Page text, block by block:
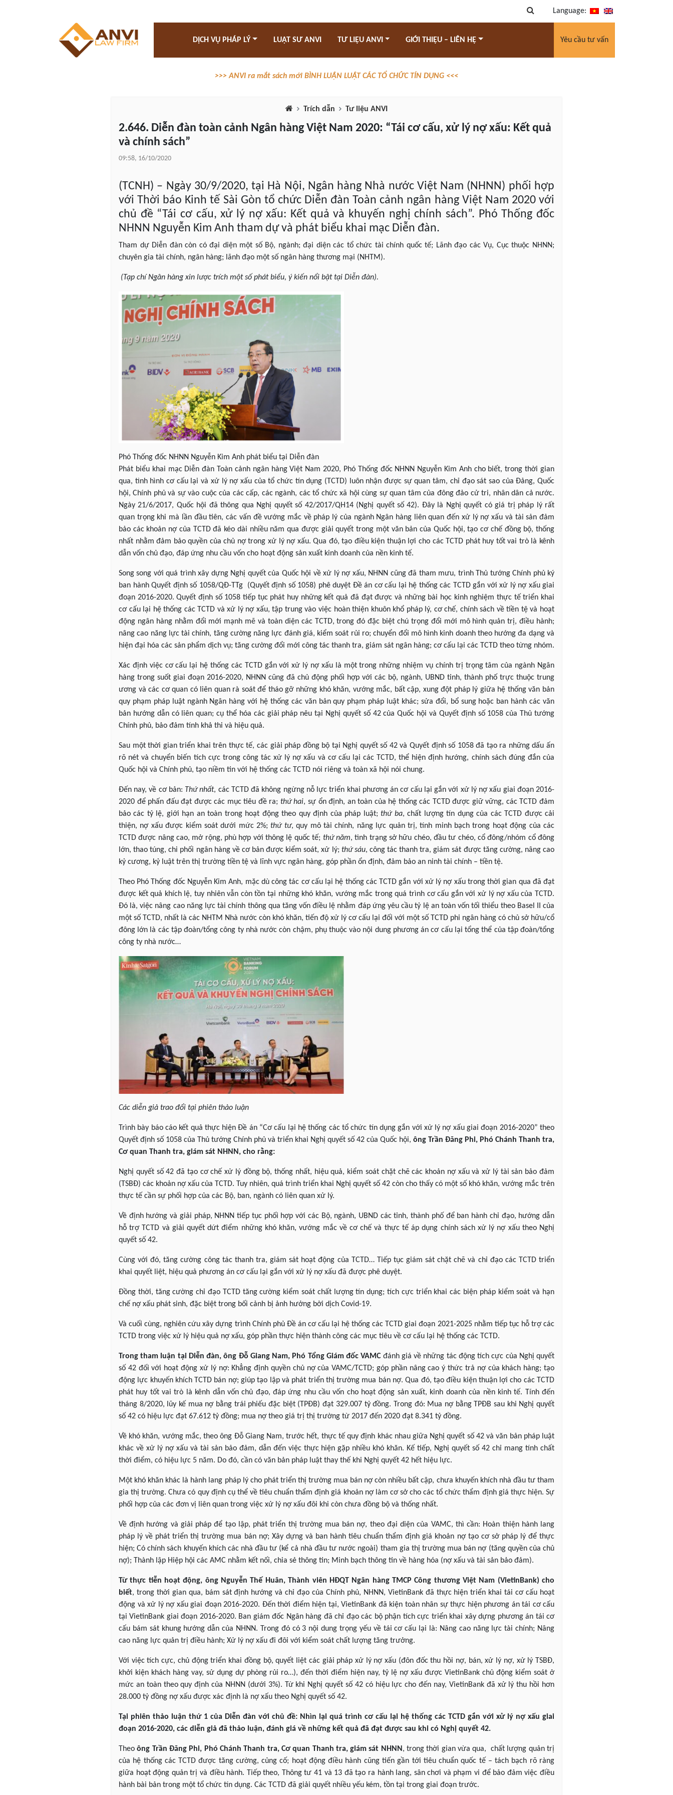
Language:
DỊCH VỤ PHÁP LÝ LUẬT SƯ ANVI TƯ LIỆU ANVI GIỚI THIỆU – LIÊN HỆ Yêu cầu tư vấn
>>> ANVI ra mắt sách mới BÌNH LUẬN LUẬT CÁC TỔ CHỨC TÍN DỤNG <<<
Trích dẫn Tư liệu ANVI
2.646. Diễn đàn toàn cảnh Ngân hàng Việt Nam 2020: “Tái cơ cấu, xử lý nợ xấu: Kết quả
và chính sách”
09:58, 16/10/2020
(TCNH) – Ngày 30/9/2020, tại Hà Nội, Ngân hàng Nhà nước Việt Nam (NHNN) phối hợp
với Thời báo Kinh tế Sài Gòn tổ chức Diễn đàn Toàn cảnh ngân hàng Việt Nam 2020 với
chủ đề “Tái cơ cấu, xử lý nợ xấu: Kết quả và khuyến nghị chính sách”. Phó Thống đốc
NHNN Nguyễn Kim Anh tham dự và phát biểu khai mạc Diễn đàn.
Tham dự Diễn đàn còn có đại diện một số Bộ, ngành; đại diện các tổ chức tài chính quốc tế; Lãnh đạo các Vụ, Cục thuộc NHNN;
chuyên gia tài chính, ngân hàng; lãnh đạo một số ngân hàng thương mại (NHTM).
(Tạp chí Ngân hàng xin lược trích một số phát biểu, ý kiến nổi bật tại Diễn đàn).
Phó Thống đốc NHNN Nguyễn Kim Anh phát biểu tại Diễn đàn
Phát biểu khai mạc Diễn đàn Toàn cảnh ngân hàng Việt Nam 2020, Phó Thống đốc NHNN Nguyễn Kim Anh cho biết, trong thời gian
qua, tình hình cơ cấu lại và xử lý nợ xấu của tổ chức tín dụng (TCTD) luôn nhận được sự quan tâm, chỉ đạo sát sao của Đảng, Quốc
hội, Chính phủ và sự vào cuộc của các cấp, các ngành, các tổ chức xã hội cùng sự quan tâm của đông đảo cử tri, nhân dân cả nước.
Ngày 21/6/2017, Quốc hội đã thông qua Nghị quyết số 42/2017/QH14 (Nghị quyết số 42). Đây là Nghị quyết có giá trị pháp lý rất
quan trọng khi mà lần đầu tiên, các vấn đề vướng mắc về pháp lý của ngành Ngân hàng liên quan đến xử lý nợ xấu và tài sản đảm
bảo các khoản nợ của TCTD đã kéo dài nhiều năm qua được giải quyết trong một văn bản của Quốc hội, tạo cơ chế đồng bộ, thống
nhất nhằm đảm bảo quyền của chủ nợ trong xử lý nợ xấu. Qua đó, tạo điều kiện thuận lợi cho các TCTD phát huy tốt vai trò là kênh
dẫn vốn chủ đạo, đáp ứng nhu cầu vốn cho hoạt động sản xuất kinh doanh của nền kinh tế.
Song song với quá trình xây dựng Nghị quyết của Quốc hội về xử lý nợ xấu, NHNN cũng đã tham mưu, trình Thủ tướng Chính phủ ký
ban hành Quyết định số 1058/QĐ-TTg (Quyết định số 1058) phê duyệt Đề án cơ cấu lại hệ thống các TCTD gắn với xử lý nợ xấu giai
đoạn 2016-2020. Quyết định số 1058 tiếp tục phát huy những kết quả đã đạt được và những bài học kinh nghiệm thực tế triển khai
cơ cấu lại hệ thống các TCTD và xử lý nợ xấu, tập trung vào việc hoàn thiện khuôn khổ pháp lý, cơ chế, chính sách về tiền tệ và hoạt
động ngân hàng nhằm đổi mới mạnh mẽ và toàn diện các TCTD, trong đó đặc biệt chú trọng đổi mới mô hình quản trị, điều hành;
nâng cao năng lực tài chính, tăng cường năng lực đánh giá, kiểm soát rủi ro; chuyển đổi mô hình kinh doanh theo hướng đa dạng và
hiện đại hóa các sản phẩm dịch vụ; tăng cường đổi mới công tác thanh tra, giám sát ngân hàng; cơ cấu lại các TCTD theo từng nhóm.
Xác định việc cơ cấu lại hệ thống các TCTD gắn với xử lý nợ xấu là một trong những nhiệm vụ chính trị trọng tâm của ngành Ngân
hàng trong suốt giai đoạn 2016-2020, NHNN cũng đã chủ động phối hợp với các bộ, ngành, UBND tỉnh, thành phố trực thuộc trung
ương và các cơ quan có liên quan rà soát để tháo gỡ những khó khăn, vướng mắc, bất cập, xung đột pháp lý giữa hệ thống văn bản
quy phạm pháp luật ngành Ngân hàng với hệ thống các văn bản quy phạm pháp luật khác; sửa đổi, bổ sung hoặc ban hành các văn
bản hướng dẫn có liên quan; cụ thể hóa các giải pháp nêu tại Nghị quyết số 42 của Quốc hội và Quyết định số 1058 của Thủ tướng
Chính phủ, bảo đảm tính khả thi và hiệu quả.
Sau một thời gian triển khai trên thực tế, các giải pháp đồng bộ tại Nghị quyết số 42 và Quyết định số 1058 đã tạo ra những dấu ấn
rõ nét và chuyển biến tích cực trong công tác xử lý nợ xấu và cơ cấu lại các TCTD, thể hiện định hướng, chính sách đúng đắn của
Quốc hội và Chính phủ, tạo niềm tin với hệ thống các TCTD nói riêng và toàn xã hội nói chung.
Đến nay, về cơ bản: Thứ nhất, các TCTD đã không ngừng nỗ lực triển khai phương án cơ cấu lại gắn với xử lý nợ xấu giai đoạn 2016-
2020 để phấn đấu đạt được các mục tiêu đề ra; thứ hai, sự ổn định, an toàn của hệ thống các TCTD được giữ vững, các TCTD đảm
bảo các tỷ lệ, giới hạn an toàn trong hoạt động theo quy định của pháp luật;thứ ba, chất lượng tín dụng của các TCTD được cải
thiện, nợ xấu được kiểm soát dưới mức 2%;thứ tư, quy mô tài chính, năng lực quản trị, tính minh bạch trong hoạt động của các
TCTD được nâng cao, mở rộng, phù hợp với thông lệ quốc tế; thứ năm, tình trạng sở hữu chéo, đầu tư chéo, cổ đông/nhóm cổ đông
lớn, thao túng, chi phối ngân hàng về cơ bản được kiểm soát, xử lý; thứ sáu, công tác thanh tra, giám sát được tăng cường, nâng cao
kỷ cương, kỷ luật trên thị trường tiền tệ và lĩnh vực ngân hàng, góp phần ổn định, đảm bảo an ninh tài chính – tiền tệ.
Theo Phó Thống đốc Nguyễn Kim Anh, mặc dù công tác cơ cấu lại hệ thống các TCTD gắn với xử lý nợ xấu trong thời gian qua đã đạt
được kết quả khích lệ, tuy nhiên vẫn còn tồn tại những khó khăn, vướng mắc trong quá trình cơ cấu gắn với xử lý nợ xấu của TCTD.
Đó là, việc nâng cao năng lực tài chính thông qua tăng vốn điều lệ nhằm đáp ứng yêu cầu tỷ lệ an toàn vốn tối thiểu theo Basel II của
một số TCTD, nhất là các NHTM Nhà nước còn khó khăn, tiến độ xử lý cơ cấu lại đối với một số TCTD phi ngân hàng có chủ sở hữu/cổ
đông lớn là các tập đoàn/tổng công ty nhà nước còn chậm, phụ thuộc vào nội dung phương án cơ cấu lại tổng thể của tập đoàn/tổng
công ty nhà nước…
Các diễn giả trao đổi tại phiên thảo luận
Trình bày báo cáo kết quả thực hiện Đề án “Cơ cấu lại hệ thống các tổ chức tín dụng gắn với xử lý nợ xấu giai đoạn 2016-2020” theo
Quyết định số 1058 của Thủ tướng Chính phủ và triển khai Nghị quyết số 42 của Quốc hội, ông Trần Đăng Phi, Phó Chánh Thanh tra,
Cơ quan Thanh tra, giám sát NHNN, cho rằng:
Nghị quyết số 42 đã tạo cơ chế xử lý đồng bộ, thống nhất, hiệu quả, kiểm soát chặt chẽ các khoản nợ xấu và xử lý tài sản bảo đảm
(TSBĐ) các khoản nợ xấu của TCTD. Tuy nhiên, quá trình triển khai Nghị quyết số 42 còn cho thấy có một số khó khăn, vướng mắc trên
thực tế cần sự phối hợp của các Bộ, ban, ngành có liên quan xử lý.
Về định hướng và giải pháp, NHNN tiếp tục phối hợp với các Bộ, ngành, UBND các tỉnh, thành phố để ban hành chỉ đạo, hướng dẫn
hỗ trợ TCTD và giải quyết dứt điểm những khó khăn, vướng mắc về cơ chế và thực tế áp dụng chính sách xử lý nợ xấu theo Nghị
quyết số 42.
Cùng với đó, tăng cường công tác thanh tra, giám sát hoạt động của TCTD… Tiếp tục giám sát chặt chẽ và chỉ đạo các TCTD triển
khai quyết liệt, hiệu quả phương án cơ cấu lại gắn với xử lý nợ xấu đã được phê duyệt.
Đồng thời, tăng cường chỉ đạo TCTD tăng cường kiểm soát chất lượng tín dụng; tích cực triển khai các biện pháp kiểm soát và hạn
chế nợ xấu phát sinh, đặc biệt trong bối cảnh bị ảnh hưởng bởi dịch Covid-19.
Và cuối cùng, nghiên cứu xây dựng trình Chính phủ Đề án cơ cấu lại hệ thống các TCTD giai đoạn 2021-2025 nhằm tiếp tục hỗ trợ các
TCTD trong việc xử lý hiệu quả nợ xấu, góp phần thực hiện thành công các mục tiêu về cơ cấu lại hệ thống các TCTD.
Trong tham luận tại Diễn đàn, ông Đỗ Giang Nam, Phó Tổng Giám đốc VAMC đánh giá về những tác động tích cực của Nghị quyết
số 42 đối với hoạt động xử lý nợ: Khẳng định quyền chủ nợ của VAMC/TCTD; góp phần nâng cao ý thức trả nợ của khách hàng; tạo
động lực khuyến khích TCTD bán nợ; giúp tạo lập và phát triển thị trường mua bán nợ. Qua đó, tạo điều kiện thuận lợi cho các TCTD
phát huy tốt vai trò là kênh dẫn vốn chủ đạo, đáp ứng nhu cầu vốn cho hoạt động sản xuất, kinh doanh của nền kinh tế. Tính đến
tháng 8/2020, lũy kế mua nợ bằng trái phiếu đặc biệt (TPĐB) đạt 329.007 tỷ đồng. Trong đó: Mua nợ bằng TPĐB sau khi Nghị quyết
số 42 có hiệu lực đạt 67.612 tỷ đồng; mua nợ theo giá trị thị trường từ 2017 đến 2020 đạt 8.341 tỷ đồng.
Về khó khăn, vướng mắc, theo ông Đỗ Giang Nam, trước hết, thực tế quy định khác nhau giữa Nghị quyết số 42 và văn bản pháp luật
khác về xử lý nợ xấu và tài sản bảo đảm, dẫn đến việc thực hiện gặp nhiều khó khăn. Kế tiếp, Nghị quyết số 42 chỉ mang tính chất
thời điểm, có hiệu lực 5 năm. Do đó, cần có văn bản pháp luật thay thế khi Nghị quyết 42 hết hiệu lực.
Một khó khăn khác là hành lang pháp lý cho phát triển thị trường mua bán nợ còn nhiều bất cập, chưa khuyến khích nhà đầu tư tham
gia thị trường. Chưa có quy định cụ thể về tiêu chuẩn thẩm định giá khoản nợ làm cơ sở cho các tổ chức thẩm định giá thực hiện. Sự
phối hợp của các đơn vị liên quan trong việc xử lý nợ xấu đôi khi còn chưa đồng bộ và thống nhất.
Về định hướng và giải pháp để tạo lập, phát triển thị trường mua bán nợ, theo đại diện của VAMC, thì cần: Hoàn thiện hành lang
pháp lý về phát triển thị trường mua bán nợ; Xây dựng và ban hành tiêu chuẩn thẩm định giá khoản nợ tạo cơ sở pháp lý để thực
hiện; Có chính sách khuyến khích các nhà đầu tư (kể cả nhà đầu tư nước ngoài) tham gia thị trường mua bán nợ (tăng quyền của chủ
nợ); Thành lập Hiệp hội các AMC nhằm kết nối, chia sẻ thông tin; Minh bạch thông tin về hàng hóa (nợ xấu và tài sản bảo đảm).
Từ thực tiễn hoạt động, ông Nguyễn Thế Huân, Thành viên HĐQT Ngân hàng TMCP Công thương Việt Nam (VietinBank) cho
biết, trong thời gian qua, bám sát định hướng và chỉ đạo của Chính phủ, NHNN, VietinBank đã thực hiện triển khai tái cơ cấu hoạt
động và xử lý nợ xấu giai đoạn 2016-2020. Đến thời điểm hiện tại, VietinBank đã kiện toàn nhân sự thực hiện phương án tái cơ cấu
tại VietinBank giai đoạn 2016-2020. Ban giám đốc Ngân hàng đã chỉ đạo các bộ phận tích cực triển khai xây dựng phương án tái cơ
cấu bám sát khung hướng dẫn của NHNN. Trong đó có 3 nội dung trọng yếu về tái cơ cấu lại là: Nâng cao năng lực tài chính; Nâng
cao năng lực quản trị điều hành; Xử lý nợ xấu đi đôi với kiểm soát chất lượng tăng trưởng.
Với việc tích cực, chủ động triển khai đồng bộ, quyết liệt các giải pháp xử lý nợ xấu (đôn đốc thu hồi nợ, bán, xử lý nợ, xử lý TSBĐ,
khởi kiện khách hàng vay, sử dụng dự phòng rủi ro…), đến thời điểm hiện nay, tỷ lệ nợ xấu được VietinBank chủ động kiểm soát ở
mức an toàn theo quy định của NHNN (dưới 3%). Từ khi Nghị quyết số 42 có hiệu lực cho đến nay, VietinBank đã xử lý thu hồi hơn
28.000 tỷ đồng nợ xấu được xác định là nợ xấu theo Nghị quyết số 42.
Tại phiên thảo luận thứ 1 của Diễn đàn với chủ đề: Nhìn lại quá trình cơ cấu lại hệ thống các TCTD gắn với xử lý nợ xấu giai
đoạn 2016-2020, các diễn giả đã thảo luận, đánh giá về những kết quả đã đạt được sau khi có Nghị quyết 42.
Theoông Trần Đăng Phi, Phó Chánh Thanh tra, Cơ quan Thanh tra, giám sát NHNN , trong thời gian vừa qua, chất lượng quản trị
của hệ thống các TCTD được tăng cường, củng cố; hoạt động điều hành cũng tiến gần tới tiêu chuẩn quốc tế – tách bạch rõ ràng
giữa hoạt động quản trị và điều hành. Tiếp theo, Thông tư 41 và 13 đã tạo ra hành lang, sân chơi và phạm vi để bảo đảm việc điều
hành bài bản trong một tổ chức tín dụng. Các TCTD đã giải quyết nhiều yếu kém, tồn tại trong giai đoạn trước.